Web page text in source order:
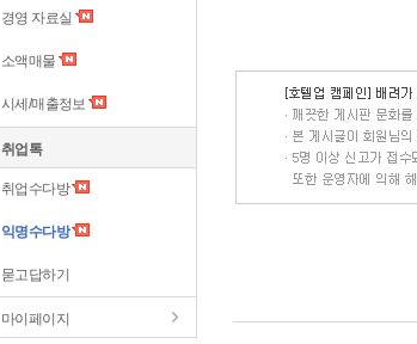
경영 자료실
소액매물
시세/매출정보
취업톡
취업수다방
익명수다방
묻고답하기
마이페이지